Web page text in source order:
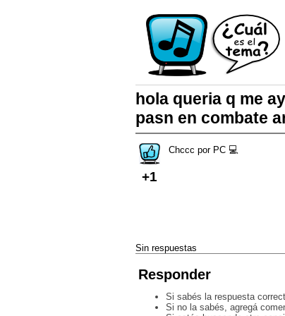
hola queria q me
pasn en combate
+1
Chccc por PC 💻
Sin respuestas
Responder
Si sabés la respuesta
Si no la sabés, agregá